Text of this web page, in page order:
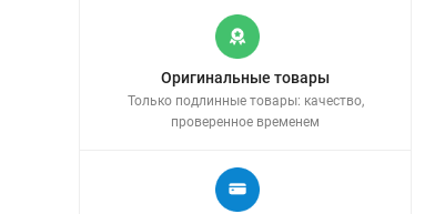
Оригинальные товары
Только подлинные товары: качество,
проверенное временем